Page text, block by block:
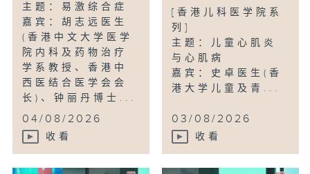
主题：易激综合症
嘉宾：胡志远医生
(香港中文大学医学
院内科及药物治疗
学系教授、香港中
西医结合医学会会
长)、钟丽丹博士...
04/08/2026
收看
[香港儿科医学院系
列]
主题：儿童心肌炎
与心肌病
嘉宾：史卓医生(香
港大学儿童及青...
03/08/2026
收看